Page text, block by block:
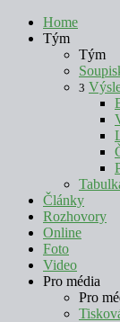
Home
Tým
Tým
3
Články
Rozhovory
Online
Foto
Video
Pro média
Pro